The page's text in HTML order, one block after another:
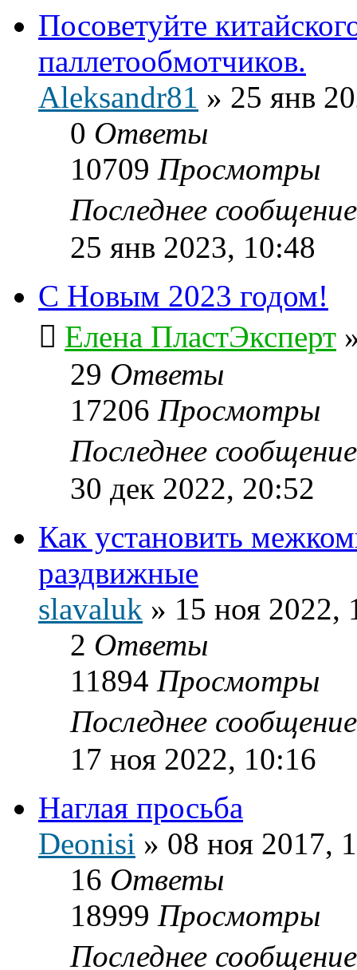
Посоветуйте
паллетообмотчиков.
Aleksandr81 » 25 янв
0 Ответы
10709 Просмотры
Последнее
25 янв 2023, 10:48
С Новым 2023 годом!
Елена ПластЭксперт
29 Ответы
17206 Просмотры
Последнее
30 дек 2022, 20:52
Как установить
раздвижные
slavaluk » 15 ноя 2022,
2 Ответы
11894 Просмотры
Последнее
17 ноя 2022, 10:16
Наглая просьба
Deonisi » 08 ноя 2017,
16 Ответы
18999 Просмотры
Последнее